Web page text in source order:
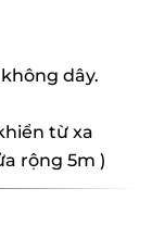
dây.
từ xa
rộng 5m )